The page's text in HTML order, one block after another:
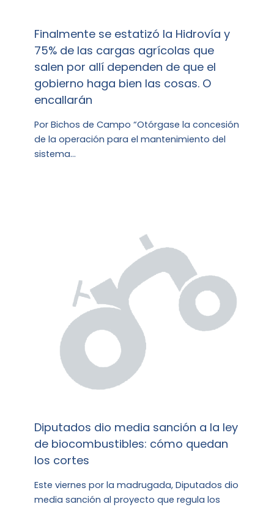
Finalmente se estatizó la Hidrovía y
75% de las cargas agrícolas que
salen por allí dependen de que el
gobierno haga bien las cosas. O
encallarán
Por Bichos de Campo “Otórgase la concesión
de la operación para el mantenimiento del
sistema…
Diputados dio media sanción a la ley
de biocombustibles: cómo quedan
los cortes
Este viernes por la madrugada, Diputados dio
media sanción al proyecto que regula los